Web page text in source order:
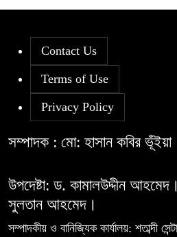
মিউচুয়াল
৮
আগামী
Contact Us
Terms of Use
Privacy Policy
সম্পাদক : মো: হাসান কবির ভূঁইয়া
উপদেষ্টা: ড. কামালউদ্দীন
সুলতান আহমেদ।
সম্পাদকীয় ও বানিজ্যিক কার্যালয়: শতাব্দী